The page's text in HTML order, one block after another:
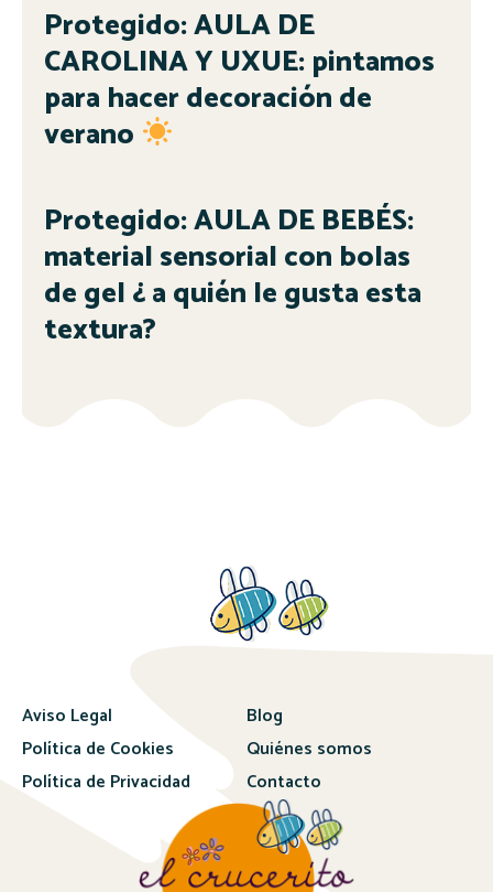
Protegido: AULA DE
CAROLINA Y UXUE: pintamos
para hacer decoración de
verano
Protegido: AULA DE BEBÉS:
material sensorial con bolas
de gel ¿ a quién le gusta esta
textura?
Aviso Legal
Política de Cookies
Política de Privacidad
Blog
Quiénes somos
Contacto